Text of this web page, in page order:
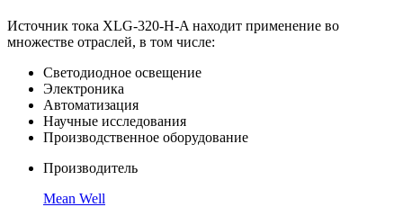
Источник тока XLG-320-H-A находит применение во
множестве отраслей, в том числе:
Светодиодное освещение
Электроника
Автоматизация
Научные исследования
Производственное оборудование
Производитель
Mean Well